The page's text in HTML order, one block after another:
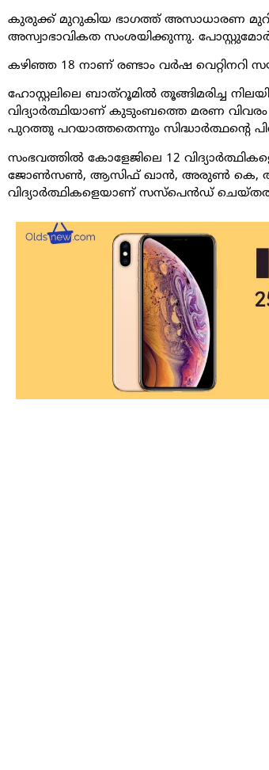
കുരുക്ക് മുറുകിയ ഭാഗത്ത് അസാധാരണ
അസ്വാഭാവികത സംശയിക്കുന്നു. പോസ്റ്റുമോർട്ടം
കഴിഞ്ഞ 18 നാണ് രണ്ടാം വർഷ വെറ്റിനറി
ഹോസ്റ്റലിലെ ബാത്റൂമിൽ തൂങ്ങിമരിച്ച
വിദ്യാർത്ഥിയാണ് കുടുംബത്തെ മരണ
പുറത്തു പറയാത്തതെന്നും സിദ്ധാർത്ഥന്റെ
സംഭവത്തിൽ കോളേജിലെ 12
ജോൺസൺ, ആസിഫ് ഖാൻ, അരുൺ കെ,
വിദ്യാർത്ഥികളെയാണ് സസ്പെൻഡ്